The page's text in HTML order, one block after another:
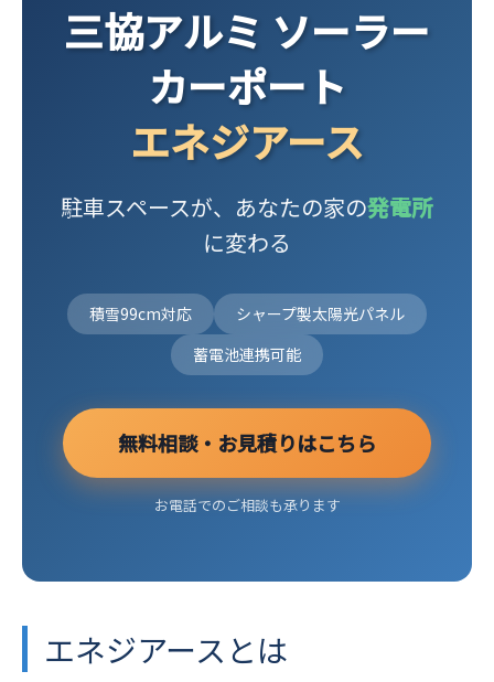
三協アルミ ソーラー
カーポート
エネジアース
駐車スペースが、 あなたの家の発電所
に変わる
積雪99cm対応
シャープ製太陽光パネル
蓄電池連携可能
無料相談・お見積りはこちら
お電話でのご相談も承ります
エネジアースとは